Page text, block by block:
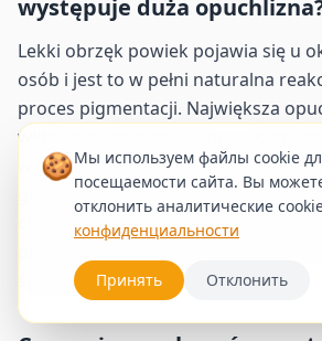
występuje duża
Lekki obrzęk powiek pojawia się u
osób i jest to w pełni naturalna
proces pigmentacji. Największa
widoczna zazwyczaj rano, w
wizycie, jednak ustępuje ona
godzin. Możesz wspomóc swoją
chłodne, suche okłady, które
spokojnego stanu.
🍪Мы используем файлы cookie
посещаемости сайта. Вы
отклонить аналитические
конфиденциальности
Принять Отклонить